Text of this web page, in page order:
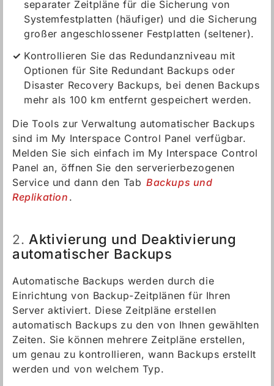
separater Zeitpläne für die Sicherung von
Systemfestplatten (häufiger) und die Sicherung
großer angeschlossener Festplatten (seltener).
Kontrollieren Sie das Redundanzniveau mit
Optionen für Site Redundant Backups oder
Disaster Recovery Backups, bei denen Backups
mehr als 100 km entfernt gespeichert werden.
Die Tools zur Verwaltung automatischer Backups
sind im My Interspace Control Panel verfügbar.
Melden Sie sich einfach im My Interspace Control
Panel an, öffnen Sie den serverierbezogenen
Service und dann den Tab Backups und
Replikation .
2. Aktivierung und Deaktivierung
automatischer Backups
Automatische Backups werden durch die
Einrichtung von Backup-Zeitplänen für Ihren
Server aktiviert. Diese Zeitpläne erstellen
automatisch Backups zu den von Ihnen gewählten
Zeiten. Sie können mehrere Zeitpläne erstellen,
um genau zu kontrollieren, wann Backups erstellt
werden und von welchem Typ.